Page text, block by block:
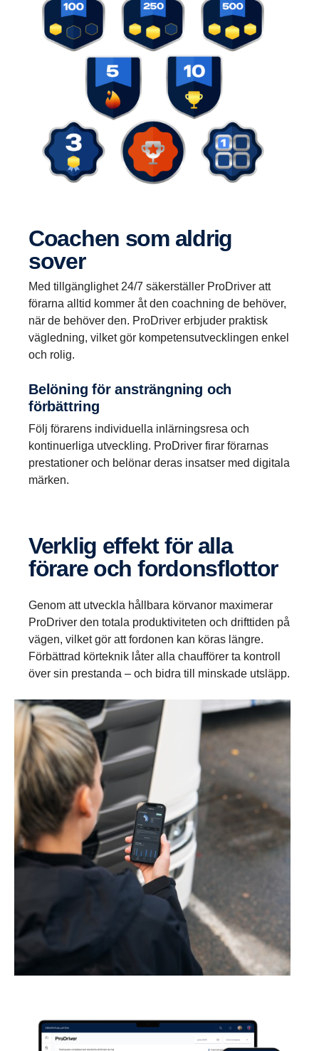
Coachen som aldrig
sover
Med tillgänglighet 24/7 säkerställer ProDriver att
förarna alltid kommer åt den coachning de behöver,
när de behöver den. ProDriver erbjuder praktisk
vägledning, vilket gör kompetensutvecklingen enkel
och rolig.
Belöning för ansträngning och
förbättring
Följ förarens individuella inlärningsresa och
kontinuerliga utveckling. ProDriver firar förarnas
prestationer och belönar deras insatser med digitala
märken.
Verklig effekt för alla
förare och fordons­flottor
Genom att utveckla hållbara körvanor maximerar
ProDriver den totala produktiviteten och drifttiden på
vägen, vilket gör att fordonen kan köras längre.
Förbättrad körteknik låter alla chaufförer ta kontroll
över sin prestanda – och bidra till minskade utsläpp.